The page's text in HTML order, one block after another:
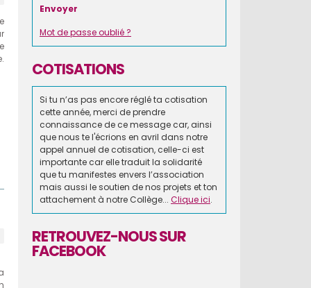
Mot de passe oublié ?
COTISATIONS
Si tu n’as pas encore réglé ta cotisation
cette année, merci de prendre
connaissance de ce message car, ainsi
que nous te l'écrions en avril dans notre
appel annuel de cotisation, celle-ci est
importante car elle traduit la solidarité
que tu manifestes envers l’association
mais aussi le soutien de nos projets et ton
attachement à notre Collège... Clique ici.
RETROUVEZ-NOUS SUR
FACEBOOK